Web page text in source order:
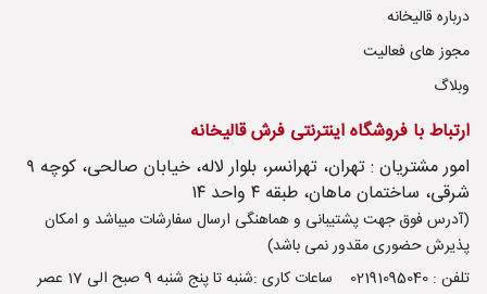
درباره قالیخانه
مجوز های فعالیت
وبلاگ
ارتباط با فروشگاه اینترنتی فرش قالیخانه
امور مشتریان : تهران، تهرانسر، بلوار لاله، خیابان صالحی، کوچه ۹
شرقی، ساختمان ماهان، طبقه ۴ واحد ۱۴
(آدرس فوق جهت پشتیبانی و هماهنگی ارسال سفارشات میباشد و امکان
پذیرش حضوری مقدور نمی باشد)
تلفن : 02191095040
ساعات کاری :شنبه تا پنج شنبه 9 صبح الی 17 عصر